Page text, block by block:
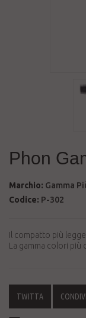
Phon
Marchio: Gamma
Codice: P-302
Il compatto più
La gamma colori più
TWITTA